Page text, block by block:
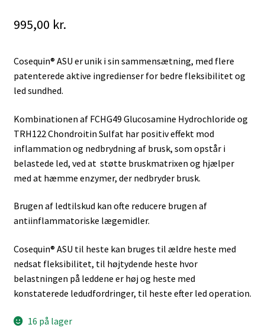
995,00 kr.
Cosequin® ASU er unik i sin sammensætning, med flere
patenterede aktive ingredienser for bedre fleksibilitet og
led sundhed.
Kombinationen af ​​FCHG49 Glucosamine Hydrochloride og
TRH122 Chondroitin Sulfat har positiv effekt mod
inflammation og nedbrydning af brusk, som opstår i
belastede led, ved at støtte bruskmatrixen og hjælper
med at hæmme enzymer, der nedbryder brusk.
Brugen af ​​ledtilskud kan ofte reducere brugen af ​​
antiinflammatoriske lægemidler.
Cosequin® ASU til heste kan bruges til ældre heste med
nedsat fleksibilitet, til højtydende heste hvor
belastningen på leddene er høj og heste med
konstaterede ledudfordringer, til heste efter led operation.
16 på lager